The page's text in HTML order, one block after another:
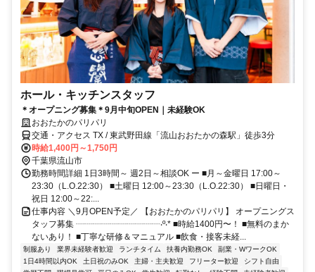
ホール・キッチンスタッフ
＊オープニング募集＊9月中旬OPEN｜未経験OK
おおたかのパリパリ
交通・アクセス TX / 東武野田線「流山おおたかの森駅」徒歩3分
時給1,400円～1,750円
千葉県流山市
勤務時間詳細 1日3時間～ 週2日～相談OK ー ■月～金曜日 17:00～
23:30（L.O.22:30） ■土曜日 12:00～23:30（L.O.22:30） ■日曜日・
祝日 12:00～22:...
仕事内容 ＼9月OPEN予定／ 【おおたかのパリパリ】 オープニングス
タッフ募集 ┈┈┈┈┈┈┈┈┈┈‧º‧* ■時給1400円〜！ ■無料のまか
ないあり！ ■丁寧な研修＆マニュアル ■飲食・接客未経...
制服あり 業界未経験者歓迎 ランチタイム 扶養内勤務OK
副業・WワークOK
1日4時間以内OK
土日祝のみOK 主婦・主夫歓迎 フリーター歓迎
シフト自由